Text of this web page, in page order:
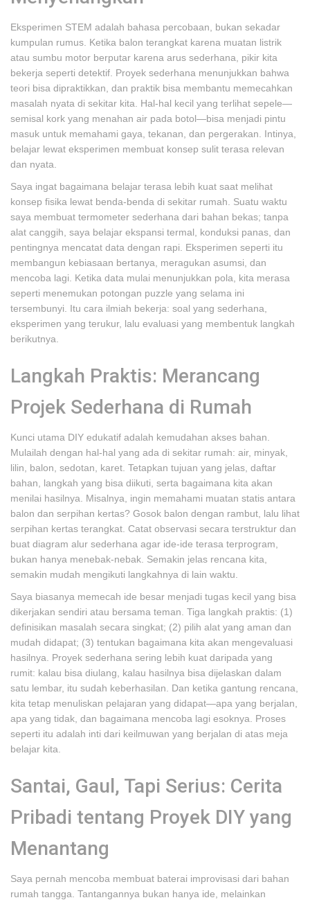
Eksperimen STEM adalah bahasa percobaan, bukan sekadar
kumpulan rumus. Ketika balon terangkat karena muatan listrik
atau sumbu motor berputar karena arus sederhana, pikir kita
bekerja seperti detektif. Proyek sederhana menunjukkan bahwa
teori bisa dipraktikkan, dan praktik bisa membantu memecahkan
masalah nyata di sekitar kita. Hal-hal kecil yang terlihat sepele—
semisal kork yang menahan air pada botol—bisa menjadi pintu
masuk untuk memahami gaya, tekanan, dan pergerakan. Intinya,
belajar lewat eksperimen membuat konsep sulit terasa relevan
dan nyata.
Saya ingat bagaimana belajar terasa lebih kuat saat melihat
konsep fisika lewat benda-benda di sekitar rumah. Suatu waktu
saya membuat termometer sederhana dari bahan bekas; tanpa
alat canggih, saya belajar ekspansi termal, konduksi panas, dan
pentingnya mencatat data dengan rapi. Eksperimen seperti itu
membangun kebiasaan bertanya, meragukan asumsi, dan
mencoba lagi. Ketika data mulai menunjukkan pola, kita merasa
seperti menemukan potongan puzzle yang selama ini
tersembunyi. Itu cara ilmiah bekerja: soal yang sederhana,
eksperimen yang terukur, lalu evaluasi yang membentuk langkah
berikutnya.
Langkah Praktis: Merancang
Projek Sederhana di Rumah
Kunci utama DIY edukatif adalah kemudahan akses bahan.
Mulailah dengan hal-hal yang ada di sekitar rumah: air, minyak,
lilin, balon, sedotan, karet. Tetapkan tujuan yang jelas, daftar
bahan, langkah yang bisa diikuti, serta bagaimana kita akan
menilai hasilnya. Misalnya, ingin memahami muatan statis antara
balon dan serpihan kertas? Gosok balon dengan rambut, lalu lihat
serpihan kertas terangkat. Catat observasi secara terstruktur dan
buat diagram alur sederhana agar ide-ide terasa terprogram,
bukan hanya menebak-nebak. Semakin jelas rencana kita,
semakin mudah mengikuti langkahnya di lain waktu.
Saya biasanya memecah ide besar menjadi tugas kecil yang bisa
dikerjakan sendiri atau bersama teman. Tiga langkah praktis: (1)
definisikan masalah secara singkat; (2) pilih alat yang aman dan
mudah didapat; (3) tentukan bagaimana kita akan mengevaluasi
hasilnya. Proyek sederhana sering lebih kuat daripada yang
rumit: kalau bisa diulang, kalau hasilnya bisa dijelaskan dalam
satu lembar, itu sudah keberhasilan. Dan ketika gantung rencana,
kita tetap menuliskan pelajaran yang didapat—apa yang berjalan,
apa yang tidak, dan bagaimana mencoba lagi esoknya. Proses
seperti itu adalah inti dari keilmuwan yang berjalan di atas meja
belajar kita.
Santai, Gaul, Tapi Serius: Cerita
Pribadi tentang Proyek DIY yang
Menantang
Saya pernah mencoba membuat baterai improvisasi dari bahan
rumah tangga. Tantangannya bukan hanya ide, melainkan